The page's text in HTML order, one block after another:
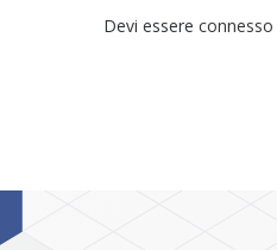
Devi essere connesso